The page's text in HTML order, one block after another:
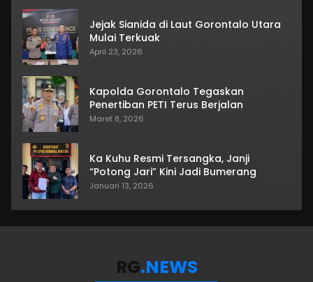
Jejak Sianida di Laut Gorontalo Utara
Mulai Terkuak
April 23, 2026
Kapolda Gorontalo Tegaskan
Penertiban PETI Terus Berjalan
Maret 8, 2026
Ka Kuhu Resmi Tersangka, Janji
“Potong Jari” Kini Jadi Bumerang
Januari 13, 2026
RG.NEWS